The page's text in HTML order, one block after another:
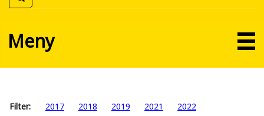
Meny
Filter: 2017 2018 2019 2021
2022